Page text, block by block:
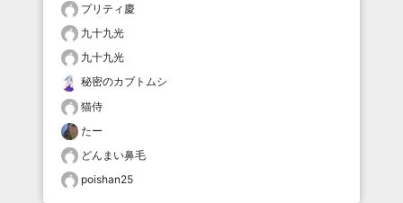
プリティ慶
九十九光
九十九光
秘密のカブトムシ
猫侍
たー
どんまい鼻毛
poishan25